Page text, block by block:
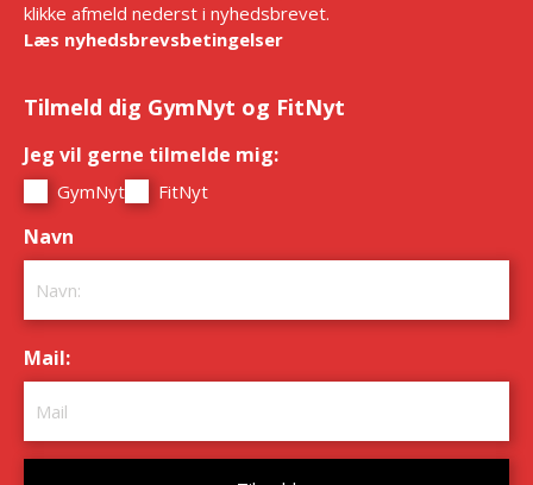
klikke afmeld nederst i nyhedsbrevet.
Læs nyhedsbrevsbetingelser
Tilmeld dig GymNyt og FitNyt
Jeg vil gerne tilmelde mig:
GymNyt FitNyt
Navn
Mail: